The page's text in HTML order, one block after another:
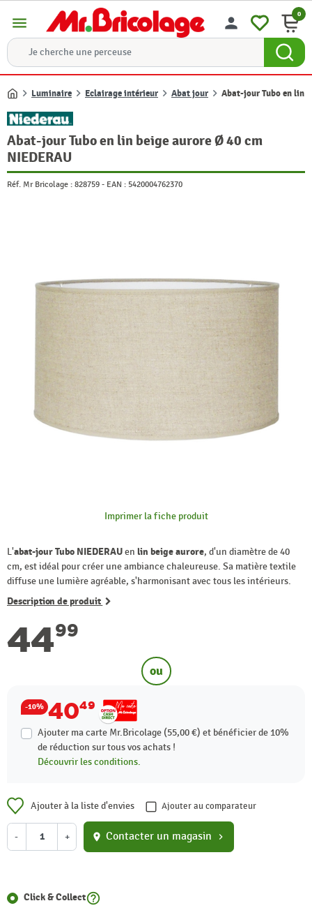
menu person 0
Accueil
Luminaire Eclairage intérieur Abat jour Abat-jour Tubo en lin
Abat-jour Tubo en lin beige aurore Ø 40 cm
NIEDERAU
Réf. Mr Bricolage : 828759 - EAN : 5420004762370
Imprimer la fiche produit
L'abat-jour Tubo NIEDERAUen lin beige aurore, d'un diamètre de 40
cm, est idéal pour créer une ambiance chaleureuse. Sa matière textile
diffuse une lumière agréable, s'harmonisant avec tous les intérieurs.
Description de produit
4499
ou
-10% 4049
Ajouter ma carte Mr.Bricolage (55,00 €) et bénéficier de 10%
de réduction sur tous vos achats !
Découvrir les conditions.
Ajouter à la liste d'envies Ajouter au comparateur
- + location_on Contacter un magasin chevron_right
Click & Collecthelp_outline